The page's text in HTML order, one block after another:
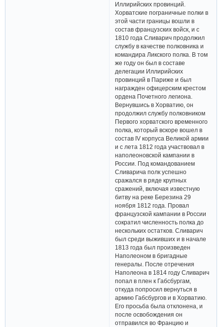
Иллирийских провинций.
Хорватские пограничные полки в
этой части границы вошли в
состав французских войск, и с
1810 года Сливарич продолжил
службу в качестве полковника и
командира Ликского полка. В том
же году он был в составе
делегации Иллирийских
провинций в Париже и был
награжден офицерским крестом
ордена Почетного легиона.
Вернувшись в Хорватию, он
продолжил службу полковником
Первого хорватского временного
полка, который вскоре вошел в
состав IV корпуса Великой армии
и с лета 1812 года участвовал в
наполеоновской кампании в
России. Под командованием
Сливарича полк успешно
сражался в ряде крупных
сражений, включая известную
битву на реке Березина 29
ноября 1812 года. Провал
французской кампании в России
сократил численность полка до
нескольких остатков. Сливарич
был среди выживших и в начале
1813 года был произведен
Наполеоном в бригадные
генералы. После отречения
Наполеона в 1814 году Сливарич
попал в плен к Габсбургам,
откуда попросил вернуться в
армию Габсбургов и в Хорватию.
Его просьба была отклонена, и
после освобождения он
отправился во Францию ​​и